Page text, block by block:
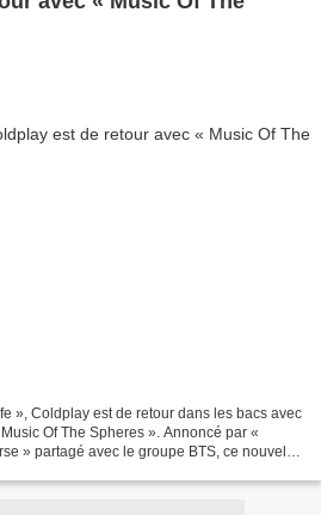
», Coldplay est de retour dans les bacs avec
Of The Spheres ». Annoncé par «
» partagé avec le groupe BTS, ce nouvel